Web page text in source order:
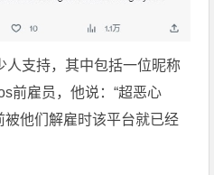
人支持，其中包括一位昵称
前雇员，他说：“超恶心
他们解雇时该平台就已经